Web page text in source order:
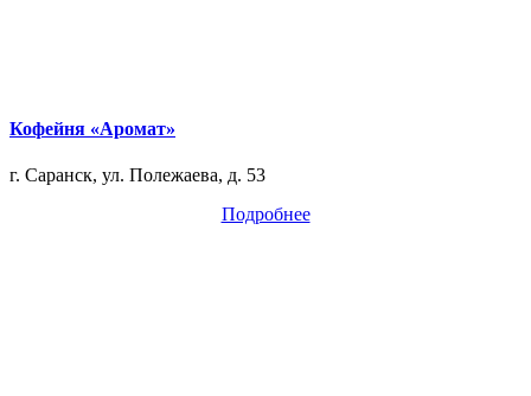
Кофейня «Аромат»
г. Саранск, ул. Полежаева, д. 53
Подробнее